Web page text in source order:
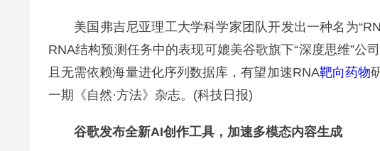
美国弗吉尼亚理工大学科学家团队开发出一种名为
RNA结构预测任务中的表现可媲美谷歌旗下“深度思维”公司
且无需依赖海量进化序列数据库，有望加速RNA靶向药物
一期《自然·方法》杂志。(科技日报)
谷歌发布全新AI创作工具，加速多模态内容生成